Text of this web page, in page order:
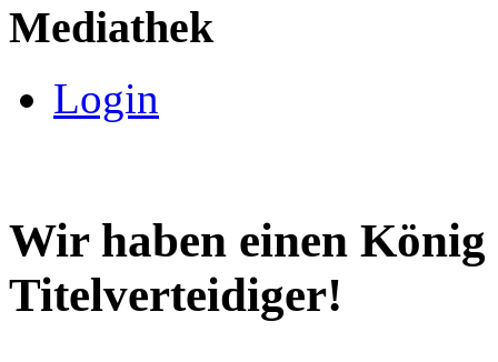
Mediathek
Login
Wir haben einen
Titelverteidiger!